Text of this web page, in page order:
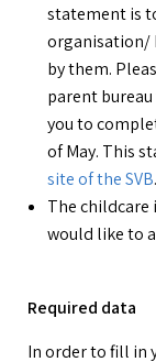
statement is
organisation/
by them.
parent
you to
of May. This
site of the SVB.
The childcare
would like to
Required data
In order to fill in